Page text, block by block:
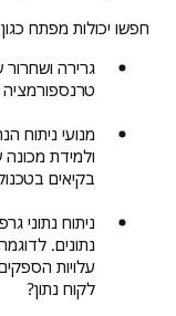
חפשו יכולות מפתח
גרירה
טרנספורמציה
מנועי ניתוח
ולמידת
בקיאים
ניתוח נתוני
נתונים.
עלויות
לקוח נתון?